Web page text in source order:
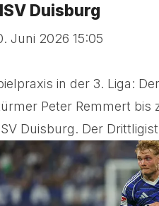
Duisburg
Juni 2026 15:05
in der 3. Liga:
Peter Remmert bis
Duisburg. Der